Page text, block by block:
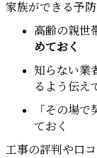
家族ができる予防
高齢の親世
めておく
知らない業
るよう伝え
「その場
ておく
工事の評判や口